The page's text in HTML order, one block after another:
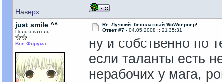
Наверх
just smile ^^
Пользователь
Вне Форума
Re: Лучший бесплатный WoWсервер!
Ответ #7 - 04.05.2008 :: 21:35:31
ну и собственно по
если таланты есть
нерабочих у мага,